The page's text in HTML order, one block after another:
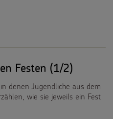
Festen (1/2)
denen Jugendliche aus dem
wie sie jeweils ein Fest